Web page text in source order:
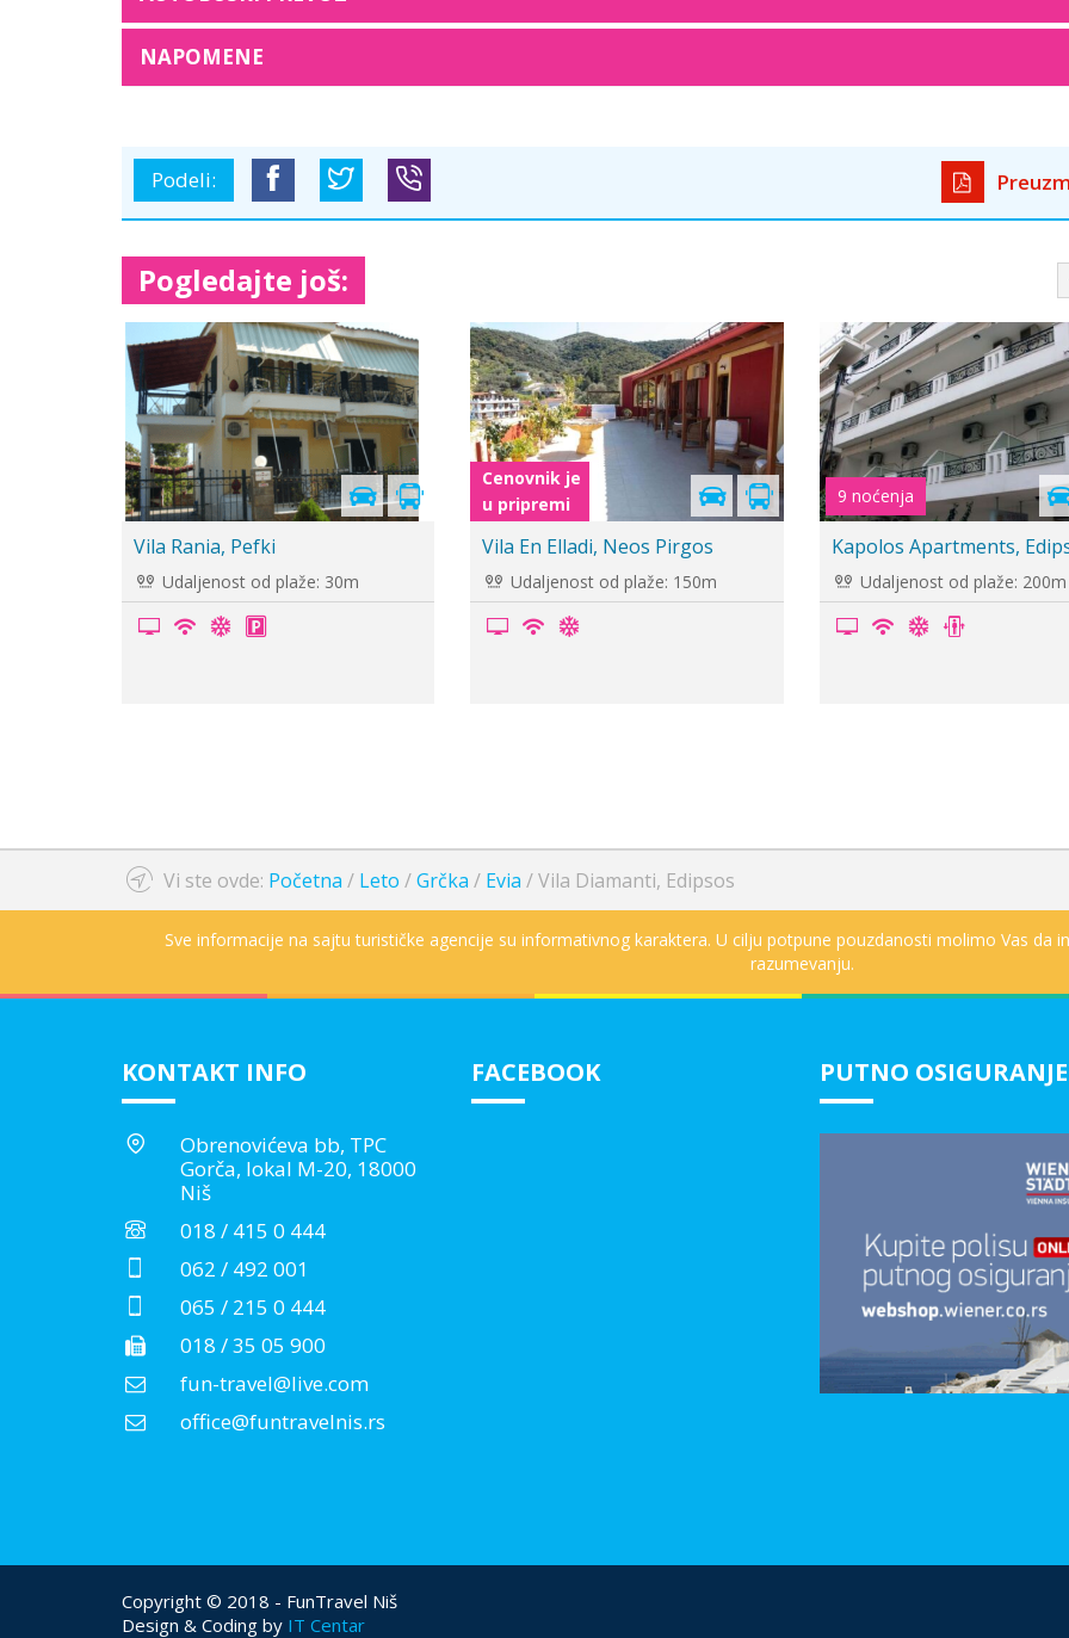
NAPOMENE
Podeli:
Pogledajte još:
Vila Miami, Edipsos
Udaljenost od plaže: 250m
-20%
Vila Elektra, Edipsos
Udaljenost od plaže: 120m
-20%
Vila Athineon, Pefki
Udaljenost od plaže: 200m
Vi ste ovde: Početna / Leto /Grčka / Evia /Vila Diamanti, Edipsos
Sve informacije na sajtu turističke agencije su informativnog karaktera. U cilju potpune pouzdanosti molimo Vas da
razumevanju.
KONTAKT INFO
Obrenovićeva bb, TPC
Gorča, lokal M-20, 18000
Niš
018 / 415 0 444
062 / 492 001
065 / 215 0 444
018 / 35 05 900
fun-travel@live.com
office@funtravelnis.rs
FACEBOOK PUTNO OSIGURANJE
Copyright © 2018 - FunTravel Niš
Design & Coding by IT Centar